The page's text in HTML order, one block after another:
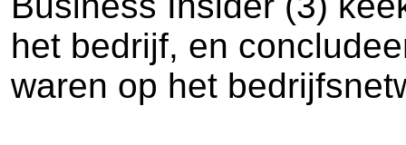
het bedrijf, en
waren op het